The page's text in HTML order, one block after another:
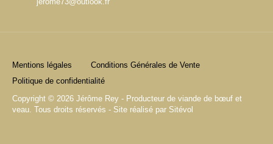
Mentions légales
Conditions Générales de Vente
Politique de confidentialité
Copyright © 2026 Jérôme Rey - Producteur de viande de bœuf et
veau. Tous droits réservés - Site réalisé par Sitévol